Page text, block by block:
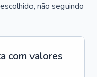
não seguindo
com valores